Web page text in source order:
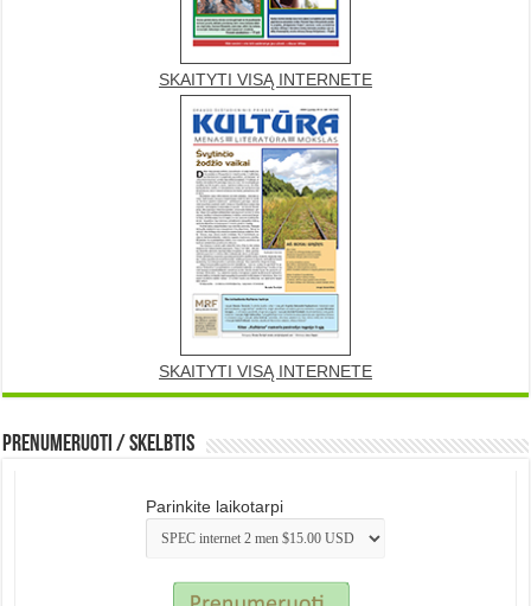
SKAITYTI VISĄ INTERNETE
SKAITYTI VISĄ INTERNETE
Prenumeruoti / Skelbtis
Parinkite laikotarpi